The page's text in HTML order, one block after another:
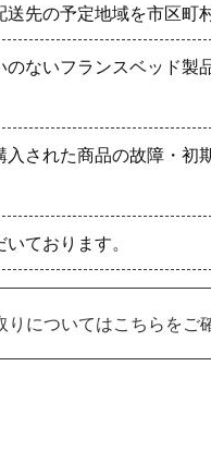
先の予定地域を市区町
ないフランスベッド製
された商品の故障・
ております。
りについてはこちらをご